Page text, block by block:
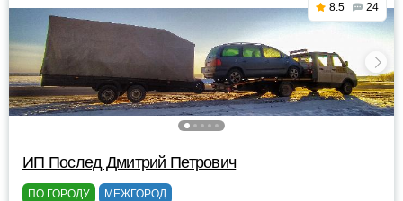
8.5 24
ИП Послед Дмитрий Петрович
ПО ГОРОДУ МЕЖГОРОД